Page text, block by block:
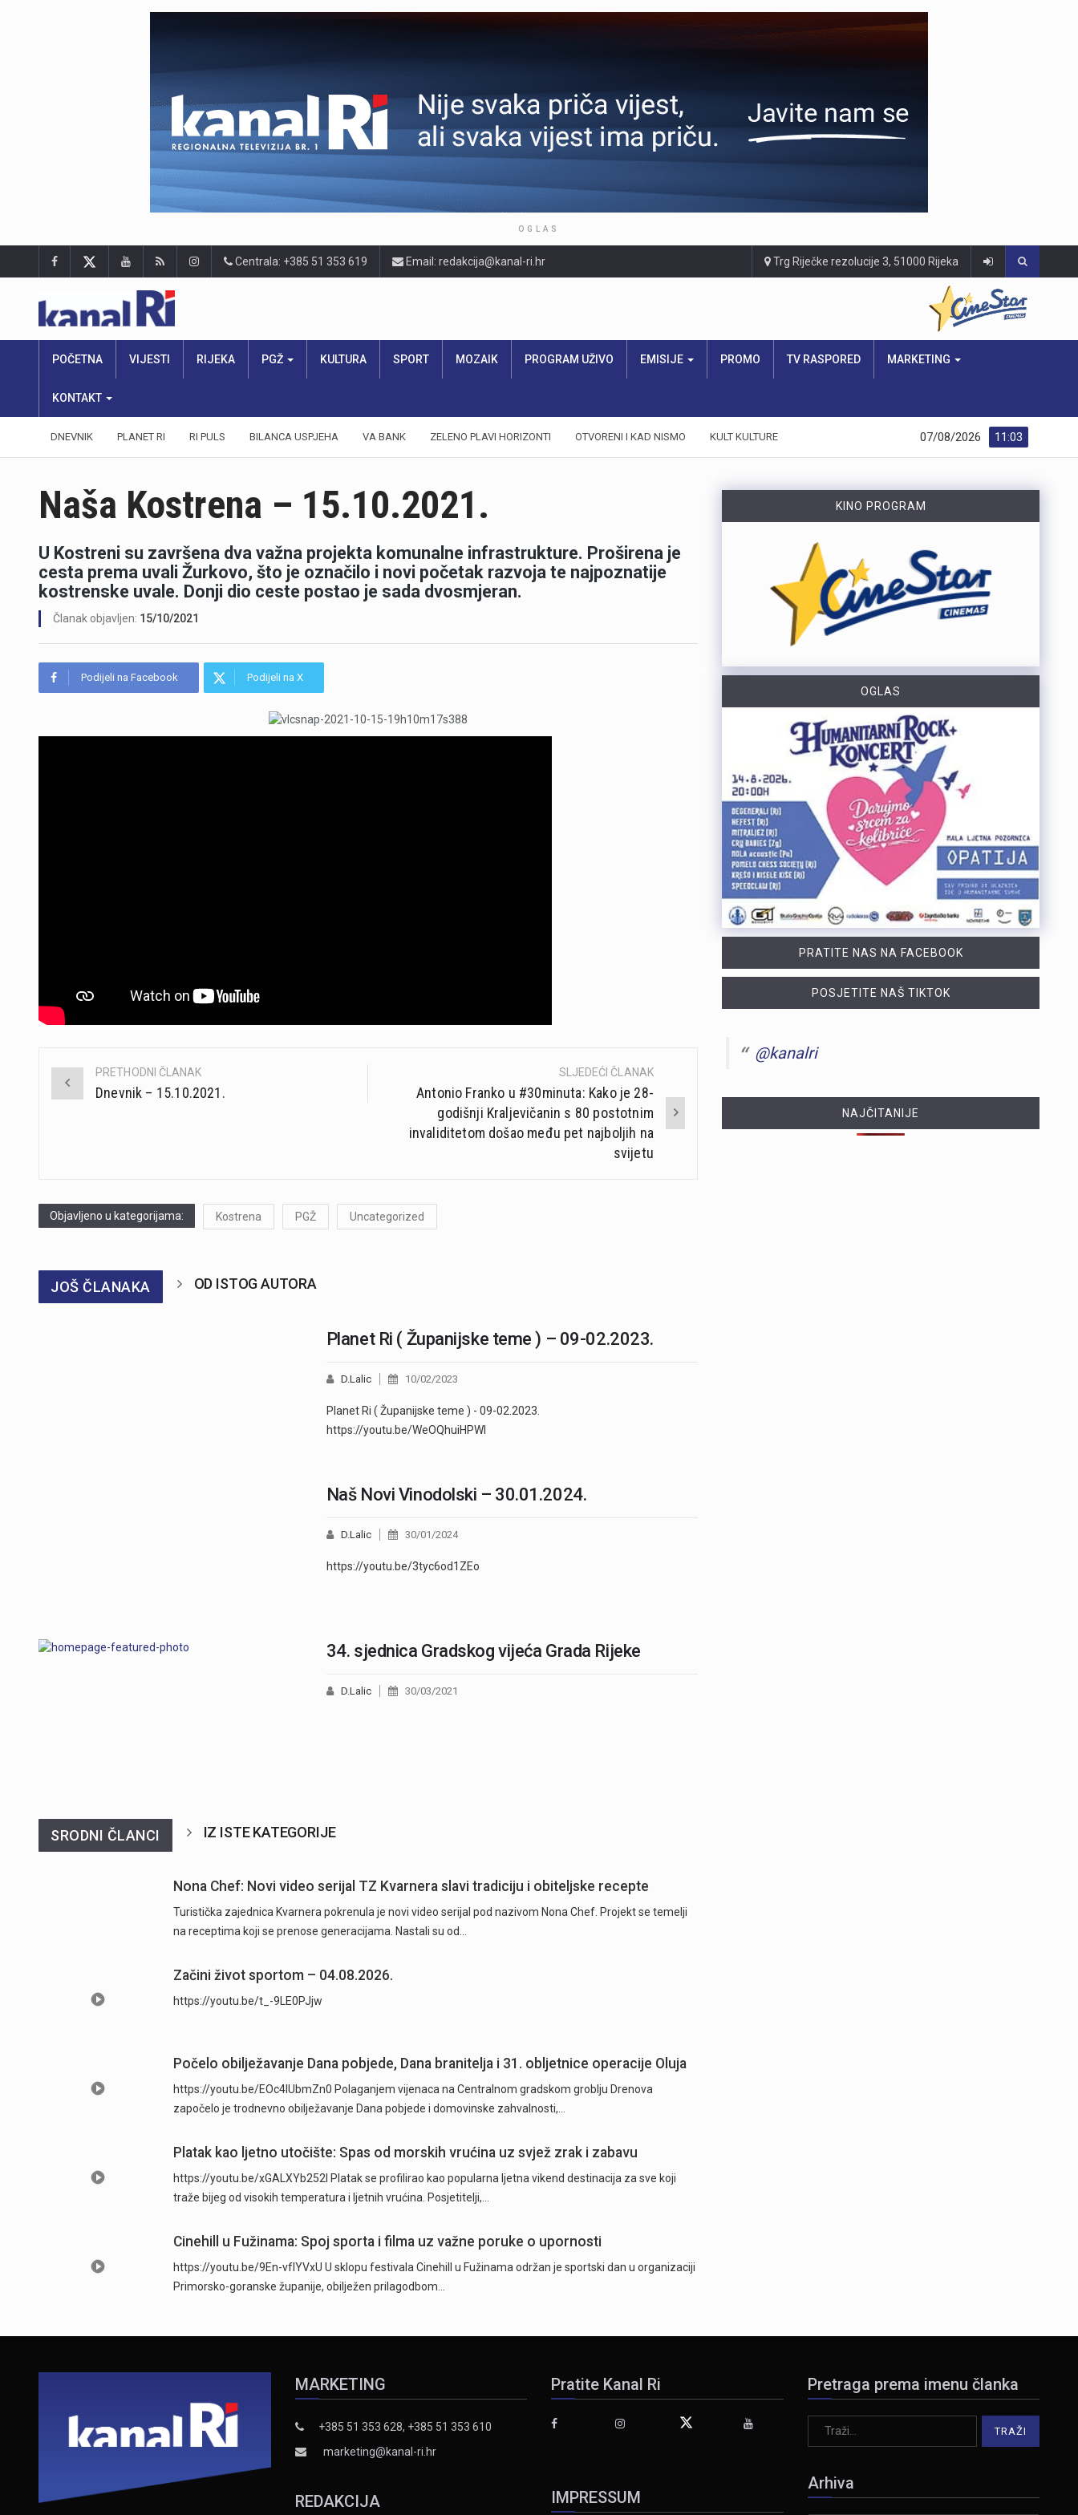
OGLAS
Centrala: +385 51 353 619 Email: redakcija@kanal-ri.hr Trg Riječke rezolucije 3, 51000 Rijeka
POČETNA VIJESTI RIJEKA PGŽ KULTURA SPORT MOZAIK PROGRAM UŽIVO EMISIJE PROMO TV RASPORED MARKETING
KONTAKT
DNEVNIK PLANET RI RI PULS BILANCA USPJEHA VA BANK ZELENO PLAVI HORIZONTI OTVORENI I KAD NISMO KULT KULTURE 11:03
07/08/2026
Naša Kostrena – 15.10.2021.
U Kostreni su završena dva važna projekta komunalne infrastrukture. Proširena je
cesta prema uvali Žurkovo, što je označilo i novi početak razvoja te najpoznatije
kostrenske uvale. Donji dio ceste postao je sada dvosmjeran.
Članak objavljen: 15/10/2021
Podijeli na Facebook Podijeli na X
Post
PRETHODNI ČLANAK
Dnevnik – 15.10.2021.
SLJEDEĆI ČLANAK
Antonio Franko u #30minuta: Kako je 28-
godišnji Kraljevičanin s 80 postotnim
invaliditetom došao među pet najboljih na
svijetu
Objavljeno u kategorijama: Kostrena PGŽ Uncategorized
JOŠ ČLANAKA OD ISTOG AUTORA
Planet Ri ( Županijske teme ) – 09-02.2023.
D.Lalic 10/02/2023
Planet Ri ( Županijske teme ) - 09-02.2023.
https://youtu.be/WeOQhuiHPWI
Naš Novi Vinodolski – 30.01.2024.
D.Lalic 30/01/2024
https://youtu.be/3tyc6od1ZEo
34. sjednica Gradskog vijeća Grada Rijeke
D.Lalic 30/03/2021
SRODNI ČLANCI IZ ISTE KATEGORIJE
Nona Chef: Novi video serijal TZ Kvarnera slavi tradiciju i obiteljske recepte
Turistička zajednica Kvarnera pokrenula je novi video serijal pod nazivom Nona Chef. Projekt se temelji
na receptima koji se prenose generacijama. Nastali su od…
Začini život sportom – 04.08.2026.
https://youtu.be/t_-9LE0PJjw
Počelo obilježavanje Dana pobjede, Dana branitelja i 31. obljetnice operacije Oluja
https://youtu.be/EOc4IUbmZn0 Polaganjem vijenaca na Centralnom gradskom groblju Drenova
započelo je trodnevno obilježavanje Dana pobjede i domovinske zahvalnosti,…
Platak kao ljetno utočište: Spas od morskih vrućina uz svjež zrak i zabavu
https://youtu.be/xGALXYb252I Platak se profilirao kao popularna ljetna vikend destinacija za sve koji
traže bijeg od visokih temperatura i ljetnih vrućina. Posjetitelji,…
Cinehill u Fužinama: Spoj sporta i filma uz važne poruke o upornosti
https://youtu.be/9En-vfIYVxU U sklopu festivala Cinehill u Fužinama održan je sportski dan u organizaciji
Primorsko-goranske županije, obilježen prilagodbom…
KINO PROGRAM
OGLAS
PRATITE NAS NA FACEBOOK
POSJETITE NAŠ TIKTOK
@kanalri
NAJČITANIJE
MARKETING
+385 51 353 628, +385 51 353 610
marketing@kanal-ri.hr
REDAKCIJA
Pratite Kanal Ri
IMPRESSUM
Pretraga prema imenu članka
Arhiva